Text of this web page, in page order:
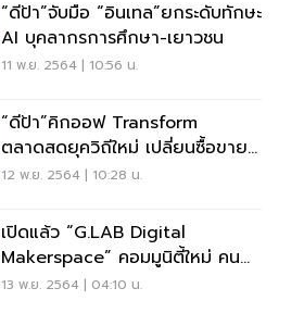
“ดีป้า”จับมือ “อินเทล”ยกระดับทักษะ
AI บุคลากรการศึกษา-เยาวชน
11 พ.ย. 2564 | 10:56 น.
“ดีป้า”คิกออฟ Transform
ตลาดสดยุควิถีใหม่ เปลี่ยนซื้อขายสู่
ออนไลน์
12 พ.ย. 2564 | 10:28 น.
เปิดแล้ว “G.LAB Digital
Makerspace” คอมมูนิตี้ใหม่ คน
ดิจิทัล
13 พ.ย. 2564 | 04:10 น.